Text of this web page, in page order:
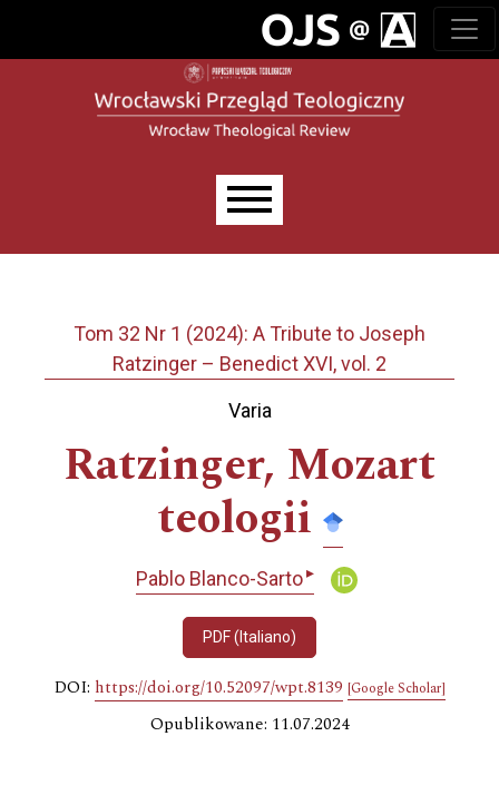
Tom 32 Nr 1 (2024): A Tribute to Joseph
Ratzinger – Benedict XVI, vol. 2
Varia
Ratzinger, Mozart
teologii
Pablo Blanco-Sarto▸
PDF (Italiano)
DOI: https://doi.org/10.52097/wpt.8139 [Google Scholar]
Opublikowane: 11.07.2024